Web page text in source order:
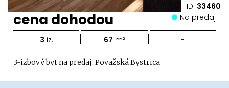
ID: 33460
cena dohodou Na predaj
3 iz. | 67 m² | -
3-izbový byt na predaj, Považská Bystrica